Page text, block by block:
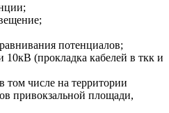
потенциалов;
(прокладка кабелей в ткк и
числе на территории
привокзальной площади,